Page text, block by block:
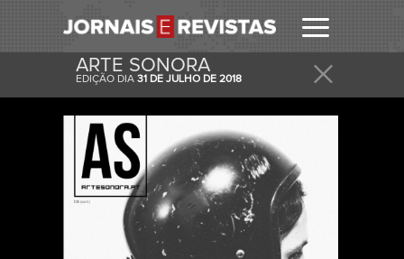
ARTE SONORA
EDIÇÃO DIA 31 DE JULHO DE 2018
RECEBA ESTA E OUTRAS CAPAS NO SEU EMAIL
DIARIAMENTE.